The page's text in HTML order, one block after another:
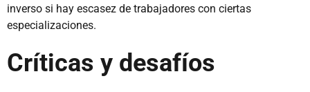
inverso si hay escasez de trabajadores con ciertas
especializaciones.
Críticas y desafíos